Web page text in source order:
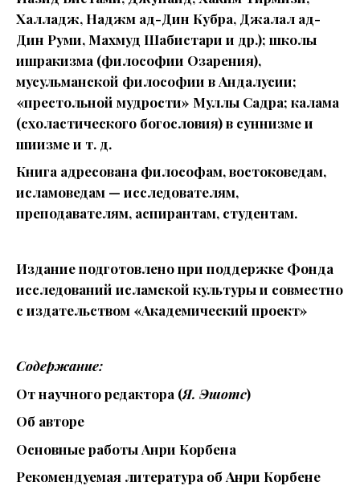
Халладж, Наджм ад-Дин Кубра, Джалал ад-
Дин Руми, Махмуд Шабистари и др.); школы
ишракизма (философии Озарения),
мусульманской философии в Андалусии;
«престольной мудрости» Муллы Садра; калама
(схоластического богословия) в суннизме и
шиизме и т. д.
Книга адресована философам, востоковедам,
исламоведам — исследователям,
преподавателям, аспирантам, студентам.
Издание подготовлено при поддержке Фонда
исследований исламской культуры и совместно
с издательством «Академический проект»
Содержание:
От научного редактора (Я. Эшотс)
Об авторе
Основные работы Анри Корбена
Рекомендуемая литература об Анри Корбене